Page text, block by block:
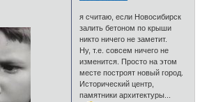
я считаю, если Новосибирск
залить бетоном по крыши
никто ничего не заметит.
Ну, т.е. совсем ничего не
изменится. Просто на этом
месте построят новый город.
Исторический центр,
памятники архитектуры...